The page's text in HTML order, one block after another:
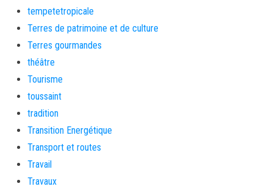
tempetetropicale
Terres de patrimoine et de culture
Terres gourmandes
théâtre
Tourisme
toussaint
tradition
Transition Energétique
Transport et routes
Travail
Travaux